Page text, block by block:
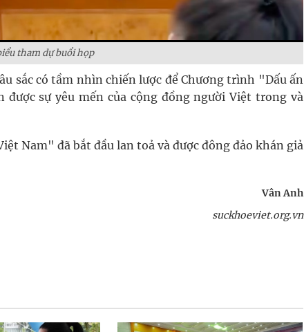
tham dự buổi họp
sắc có tầm nhìn chiến lược để Chương trình "Dấu ấn
sự yêu mến của cộng đồng người Việt trong và
Nam" đã bắt đầu lan toả và được đông đảo khán giả
Vân Anh
suckhoeviet.org.vn